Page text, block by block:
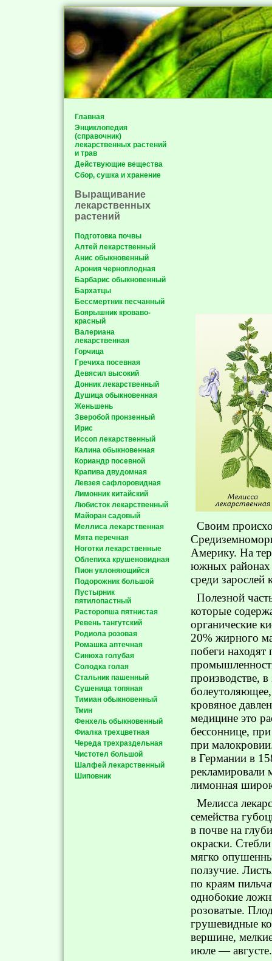
Главная
Энциклопедия
(справочник)
лекарственных растений
и трав
Действующие вещества
Сбор, сушка и хранение
Выращивание
лекарственных
растений
Подготовка почвы
Алтей лекарственный
Анис обыкновенный
Арония черноплодная
Барбарис обыкновенный
Бархатцы
Бессмертник песчанный
Боярышник кроваво-
красный
Валериана
лекарственная
Горчица
Гречиха посевная
Девясил высокий
Донник лекарственный
Душица обыкновенная
Женьшень
Зверобой пронзенный
Ирис
Иссоп лекарственный
Калина обыкновенная
Кориандр посевной
Крапива двудомная
Левзея сафлоровидная
Лимонник китайский
Любисток лекарственный
Майоран садовый
Меллиса лекарственная
Мята перечная
Ноготки лекарственные
Облепиха крушеновидная
Пион уклоняющийся
Подорожник большой
Пустырник
пятилопастный
Расторопша пятнистая
Ревень тангутский
Родиола розовая
Ромашка аптечная
Синюха голубая
Солодка голая
Стальник пашенный
Сушеница топяная
Тимиан обыкновенный
Тмин
Фенхель обыкновенный
Фиалка трехцветная
Череда трехраздельная
Чистотел большой
Шалфей лекарственный
Шиповник
Своим
Америку. На
южных районах
среди
Полезной
которые
органические
20% жирного
побеги
производстве,
кровяное
медицине это
бессоннице,
при
в Германии в
рекламировали
лимонная
Мелисса
семейства
в почве на
окраски.
мягко
ползучие.
по краям
однобокие
розоватые.
грушевидные
вершине,
июле —